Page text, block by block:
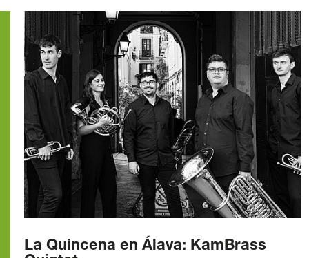
La Quincena en Álava: KamBrass